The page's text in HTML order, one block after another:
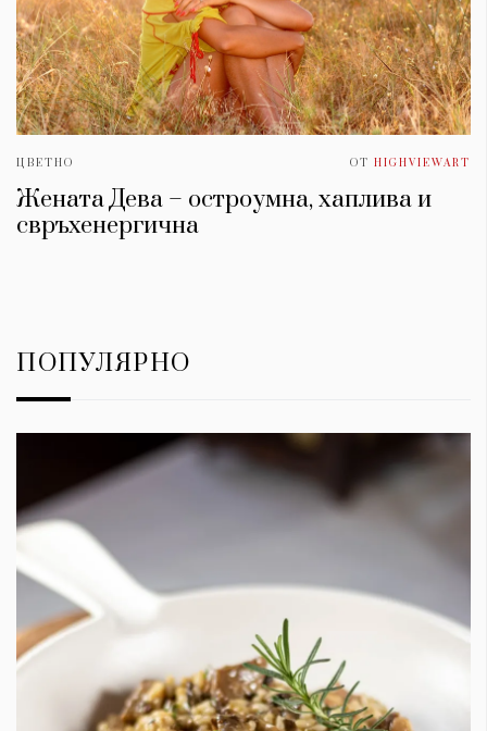
ЦВЕТНО ОТ HIGHVIEWART
Жената Дева – остроумна, хаплива и
свръхенергична
ПОПУЛЯРНО